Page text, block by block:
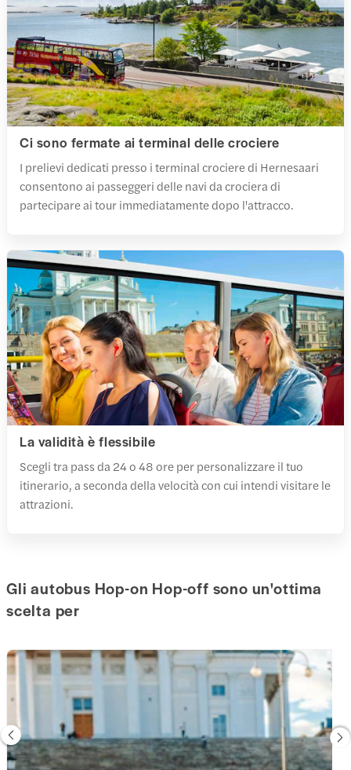
Ci sono fermate ai terminal delle crociere
I prelievi dedicati presso i terminal crociere di Hernesaari
consentono ai passeggeri delle navi da crociera di
partecipare ai tour immediatamente dopo l'attracco.
La validità è flessibile
Scegli tra pass da 24 o 48 ore per personalizzare il tuo
itinerario, a seconda della velocità con cui intendi visitare le
attrazioni.
Gli autobus Hop-on Hop-off sono un'ottima
scelta per